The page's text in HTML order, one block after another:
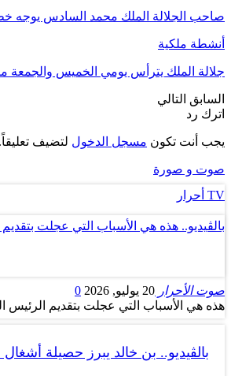
صاحب الجلالة الملك محمد السادس يوجه
أنشطة ملكية
جلالة الملك يترأس يومي الخميس والجمعة
السابق التالي
اترك رد
يجب أنت تكون مسجل الدخول لتضيف تعليقاً.
صوت و صورة
TV أحرار
بالڤيديو.. هذه هي الأسباب التي عجلت
صوت الأحرار 20 يوليو, 2026
0
هذه هي الأسباب التي عجلت بتقديم الرئيس
بالڤيديو.. بن خالد يبرز حصيلة أشغال سنة 2025 لغرفة التجارة